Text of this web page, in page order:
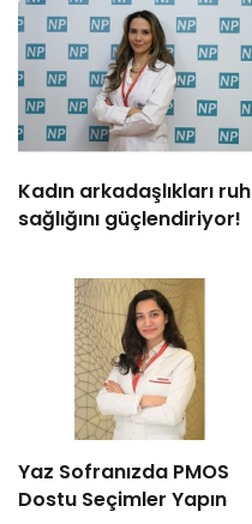
Kadın arkadaşlıkları ruh
sağlığını güçlendiriyor!
Yaz Sofranızda PMOS
Dostu Seçimler Yapın